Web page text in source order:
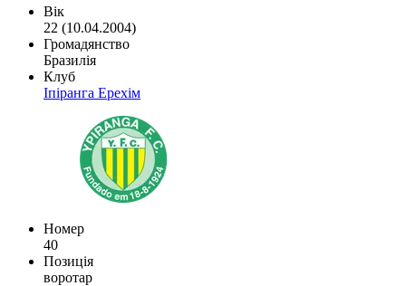
Вік
22 (10.04.2004)
Громадянство
Бразилія
Клуб
Іпіранга Ерехім
Номер
40
Позиція
воротар